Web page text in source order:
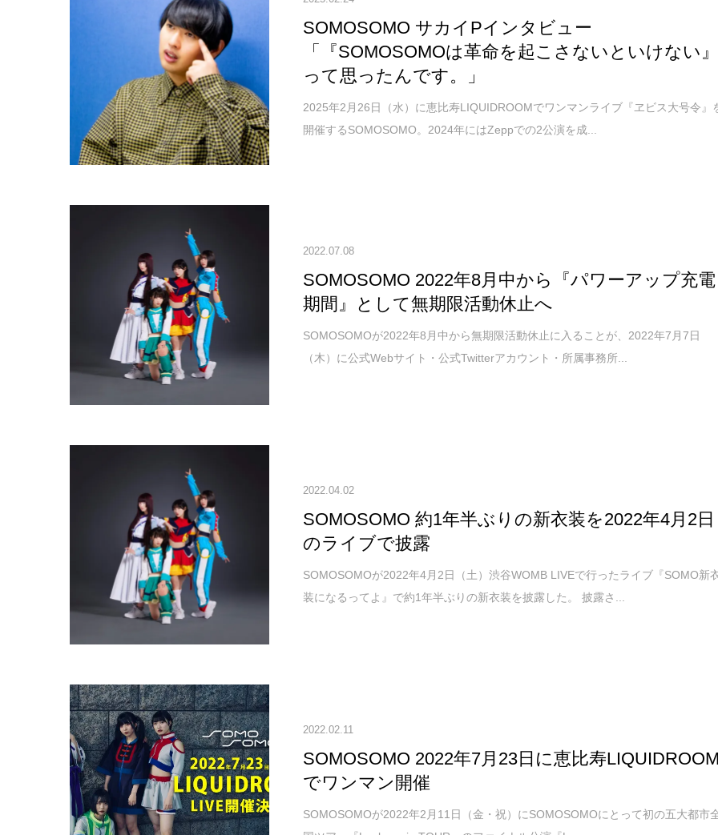
SOMOSOMO サカイPインタビュー
「『SOMOSOMOは革命を起こさないといけない
って思ったんです。」
2025年2月26日（水）に恵比寿LIQUIDROOMでワンマンライブ『ヱビス大号令』
開催するSOMOSOMO。2024年にはZeppでの2公演を成...
2022.07.08
SOMOSOMO 2022年8月中から『パワーアップ充電
期間』として無期限活動休止へ
SOMOSOMOが2022年8月中から無期限活動休止に入ることが、2022年7月7日
（木）に公式Webサイト・公式Twitterアカウント・所属事務所...
2022.04.02
SOMOSOMO 約1年半ぶりの新衣装を2022年4月2日
のライブで披露
SOMOSOMOが2022年4月2日（土）渋谷WOMB LIVEで行ったライブ『SOMO新
装になるってよ』で約1年半ぶりの新衣装を披露した。 披露さ...
2022.02.11
SOMOSOMO 2022年7月23日に恵比寿
でワンマン開催
SOMOSOMOが2022年2月11日（金・祝）にSOMOSOMOにとって初の五大都市